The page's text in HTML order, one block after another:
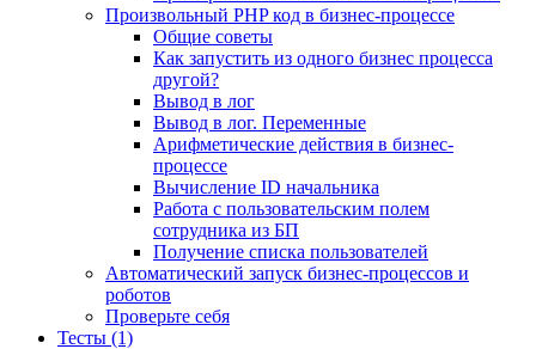
Произвольный PHP код в бизнес-процессе
Общие советы
Как запустить из одного бизнес процесса
другой?
Вывод в лог
Вывод в лог. Переменные
Арифметические действия в бизнес-
процессе
Вычисление ID начальника
Работа с пользовательским полем
сотрудника из БП
Получение списка пользователей
Автоматический запуск бизнес-процессов и
роботов
Проверьте себя
Тесты (1)